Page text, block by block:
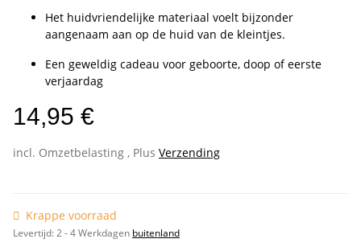
Het huidvriendelijke materiaal voelt bijzonder
aangenaam aan op de huid van de kleintjes.
Een geweldig cadeau voor geboorte, doop of eerste
verjaardag
14,95 €
incl. Omzetbelasting , Plus Verzending
Krappe voorraad
Levertijd:2 - 4 Werkdagen buitenland